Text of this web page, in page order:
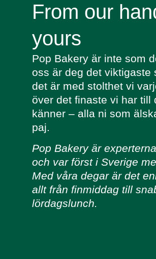
From our
yours
Pop Bakery är inte som
oss är deg det viktigaste
det är med stolthet vi
över det finaste vi har till
känner – alla ni som
paj.
Pop Bakery är
och var först i Sverige
Med våra degar är det
allt från finmiddag till
lördagslunch.